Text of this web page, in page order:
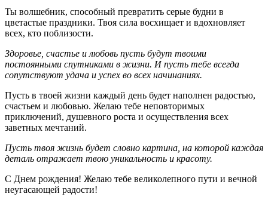
Ты волшебник, способный превратить серые будни в
цветастые праздники. Твоя сила восхищает и вдохновляет
всех, кто поблизости.
Здоровье, счастье и любовь пусть будут твоими
постоянными спутниками в жизни. И пусть тебе всегда
сопутствуют удача и успех во всех начинаниях.
Пусть в твоей жизни каждый день будет наполнен радостью,
счастьем и любовью. Желаю тебе неповторимых
приключений, душевного роста и осуществления всех
заветных мечтаний.
Пусть твоя жизнь будет словно картина, на которой каждая
деталь отражает твою уникальность и красоту.
С Днем рождения! Желаю тебе великолепного пути и вечной
неугасающей радости!